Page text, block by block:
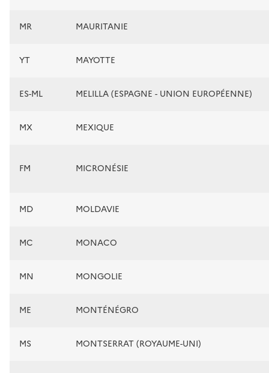
MR MAURITANIE
YT MAYOTTE
ES-ML MELILLA (ESPAGNE - UNION EUROPÉENNE)
MX MEXIQUE
FM MICRONÉSIE
MD MOLDAVIE
MC MONACO
MN MONGOLIE
ME MONTÉNÉGRO
MS MONTSERRAT (ROYAUME-UNI)